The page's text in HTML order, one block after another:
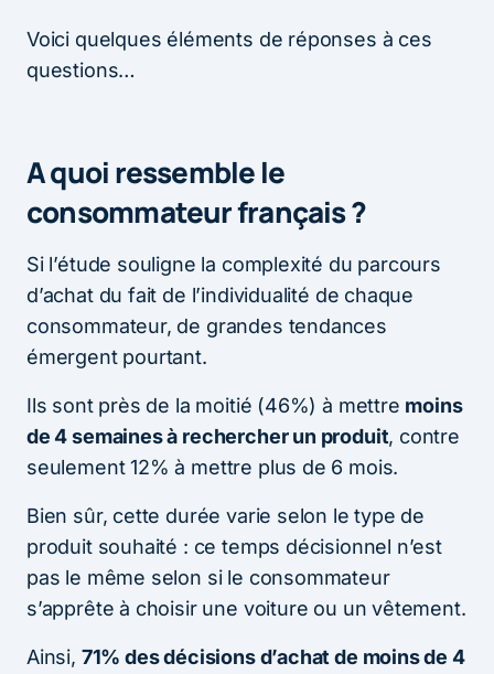
Voici quelques éléments de réponses à ces
questions…
A quoi ressemble le
consommateur français ?
Si l’étude souligne la complexité du parcours
d’achat du fait de l’individualité de chaque
consommateur, de grandes tendances
émergent pourtant.
Ils sont près de la moitié (46%) à mettre moins
de 4 semaines à rechercher un produit, contre
seulement 12% à mettre plus de 6 mois.
Bien sûr, cette durée varie selon le type de
produit souhaité : ce temps décisionnel n’est
pas le même selon si le consommateur
s’apprête à choisir une voiture ou un vêtement.
Ainsi, 71% des décisions d’achat de moins de 4